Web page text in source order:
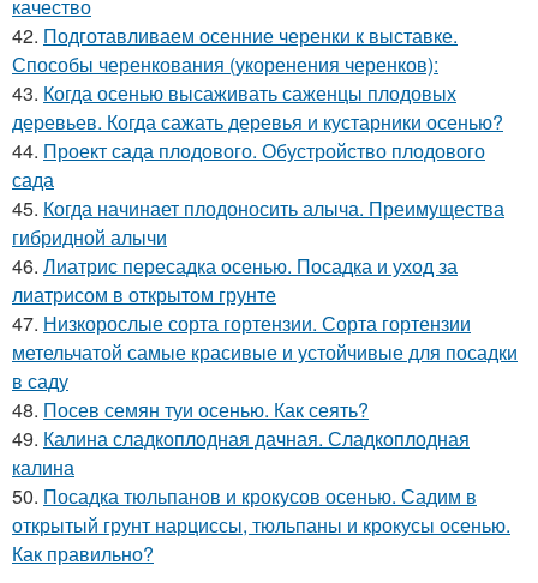
качество
42. Подготавливаем осенние черенки к выставке.
Способы черенкования (укоренения черенков):
43. Когда осенью высаживать саженцы плодовых
деревьев. Когда сажать деревья и кустарники осенью?
44. Проект сада плодового. Обустройство плодового
сада
45. Когда начинает плодоносить алыча. Преимущества
гибридной алычи
46. Лиатрис пересадка осенью. Посадка и уход за
лиатрисом в открытом грунте
47. Низкорослые сорта гортензии. Сорта гортензии
метельчатой самые красивые и устойчивые для посадки
в саду
48. Посев семян туи осенью. Как сеять?
49. Калина сладкоплодная дачная. Сладкоплодная
калина
50. Посадка тюльпанов и крокусов осенью. Садим в
открытый грунт нарциссы, тюльпаны и крокусы осенью.
Как правильно?